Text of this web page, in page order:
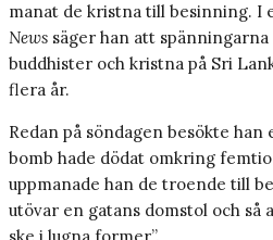
manat de kristna till besinning. I
News säger han att
buddhister och kristna på Sri
flera år.
Redan på söndagen besökte
bomb hade dödat omkring
uppmanade han de troende till
utövar en gatans domstol och så